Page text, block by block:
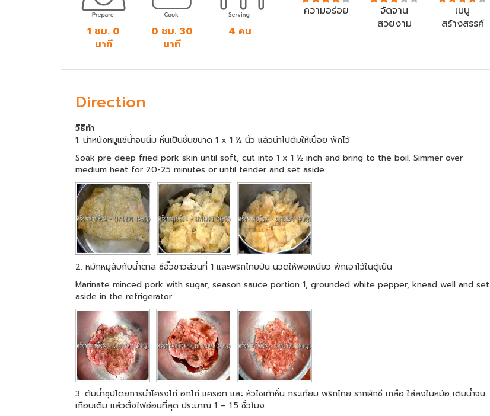
1 ชม. 0
นาที
0 ชม. 30
นาที
4 คน
ความอร่อย
จัดจาน
สวยงาม
เมนู
สร้างสรรค์
Direction
วิธีทำ
1. นำหนังหมูแช่น้ำจนนิ่ม หั่นเป็นชิ้นขนาด 1 x 1 ½ นิ้ว แล้วนำไปต้มให้เปื่อย พักไว้
Soak pre deep fried pork skin until soft, cut into 1 x 1 ½ inch and bring to the boil. Simmer over
medium heat for 20-25 minutes or until tender and set aside.
2. หมักหมูสับกับน้ำตาล ซีอิ๊วขาวส่วนที่ 1 และพริกไทยป่น นวดให้พอเหนียว พักเอาไว้ในตู้เย็น
Marinate minced pork with sugar, season sauce portion 1, grounded white pepper, knead well and set
aside in the refrigerator.
3. ต้มน้ำซุปโดยการนำโครงไก่ อกไก่ แครอท และ หัวไชเท้าหั่น กระเทียม พริกไทย รากผักชี เกลือ ใส่ลงในหม้อ เติมน้ำจน
เกือบเติม แล้วตั้งไฟอ่อนที่สุด ประมาณ 1 – 1.5 ชั่วโมง